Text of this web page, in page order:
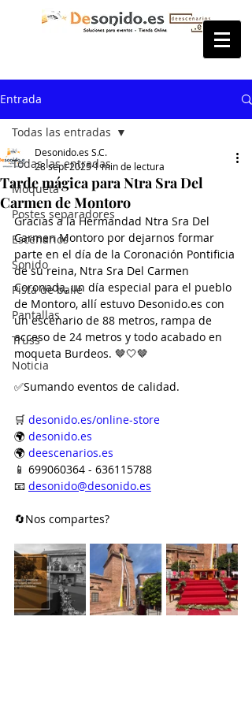
Entrada
Todas las entradas
Moqueta
Postes separadores
Escenarios
Sonido
Pista de baile
Pantallas
Truss
Noticia
Todas las entradas
Tarde mágica para Ntra Sra Del
Carmen de Montoro
Desonido.es S.C.
28 sept 20251 min de lectura
Gracias a la Hermandad Ntra Sra Del
Carmen Montoro por dejarnos formar
parte en el día de la Coronación Pontificia
de su reina, Ntra Sra Del Carmen
Coronada, un día especial para el pueblo
de Montoro, allí estuvo Desonido.es con
un escenario de 88 metros, rampa de
acceso de 24 metros y todo acabado en
moqueta Burdeos. 🤎🤍🤎
✅Sumando eventos de calidad.
🛒 desonido.es/online-store
🌍 desonido.es
🌍 deescenarios.es
📱 699060364 - 636115788
📧 desonido@desonido.es
🔄Nos compartes?